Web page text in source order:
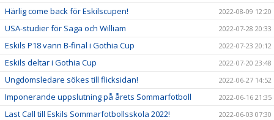
Härlig come back för Eskilscupen! 2022-08-09 12:20
USA-studier för Saga och William 2022-07-28 20:33
Eskils P18 vann B-final i Gothia Cup 2022-07-23 20:12
Eskils deltar i Gothia Cup 2022-07-20 23:48
Ungdomsledare sökes till flicksidan! 2022-06-27 14:52
Imponerande uppslutning på årets Sommarfotboll 2022-06-16 21:35
Last Call till Eskils Sommarfotbollsskola 2022! 2022-06-03 07:30